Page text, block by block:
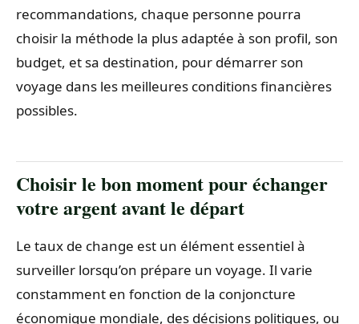
recommandations, chaque personne pourra
choisir la méthode la plus adaptée à son profil, son
budget, et sa destination, pour démarrer son
voyage dans les meilleures conditions financières
possibles.
Choisir le bon moment pour échanger
votre argent avant le départ
Le taux de change est un élément essentiel à
surveiller lorsqu’on prépare un voyage. Il varie
constamment en fonction de la conjoncture
économique mondiale, des décisions politiques, ou